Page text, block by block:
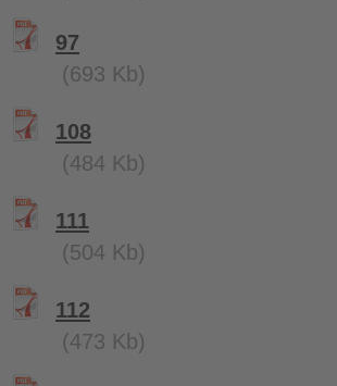
97
(693 Kb)
108
(484 Kb)
111
(504 Kb)
112
(473 Kb)